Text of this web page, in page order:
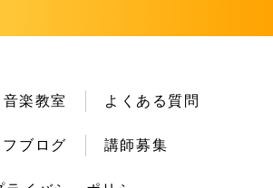
楽教室 よくある質問
フブログ 講師募集